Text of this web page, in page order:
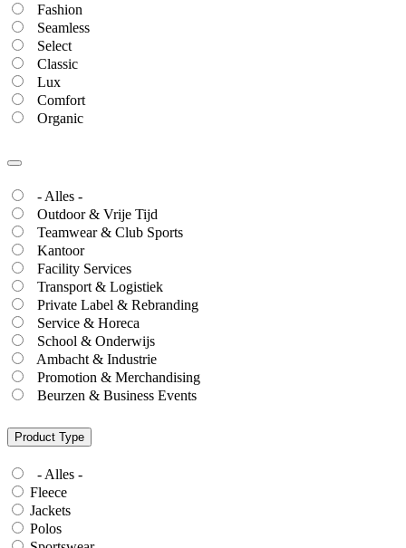
Fashion
Seamless
Select
Classic
Lux
Comfort
Organic
- Alles -
Outdoor & Vrije Tijd
Teamwear & Club Sports
Kantoor
Facility Services
Transport & Logistiek
Private Label & Rebranding
Service & Horeca
School & Onderwijs
Ambacht & Industrie
Promotion & Merchandising
Beurzen & Business Events
Product Type
- Alles -
Fleece
Jackets
Polos